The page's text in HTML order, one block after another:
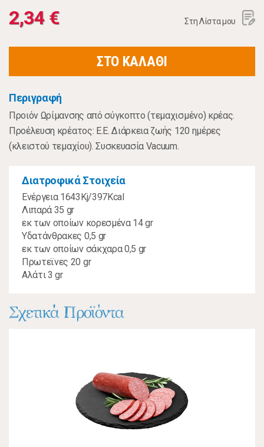
2,34 € Στη Λίστα μου
ΣΤΟ ΚΑΛΑΘΙ
Περιγραφή
Προιόν Ωρίμανσης από σύγκοπτο (τεμαχισμένο) κρέας.
Προέλευση κρέατος: Ε.Ε. Διάρκεια ζωής 120 ημέρες
(κλειστού τεμαχίου). Συσκευασία Vacuum.
Διατροφικά Στοιχεία
Ενέργεια 1643Kj/397Kcal
Λιπαρά 35 gr
εκ των οποίων κορεσμένα 14 gr
Υδατάνθρακες 0,5 gr
εκ των οποίων σάκχαρα 0,5 gr
Πρωτεϊνες 20 gr
Αλάτι 3 gr
Σχετικά Προϊόντα